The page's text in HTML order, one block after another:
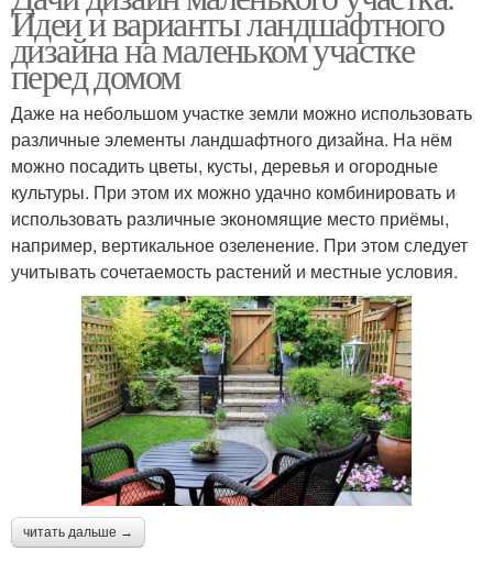
Идеи и варианты ландшафтного
дизайна на маленьком участке
перед домом
Даже на небольшом участке земли можно использовать
различные элементы ландшафтного дизайна. На нём
можно посадить цветы, кусты, деревья и огородные
культуры. При этом их можно удачно комбинировать и
использовать различные экономящие место приёмы,
например, вертикальное озеленение. При этом следует
учитывать сочетаемость растений и местные условия.
читать дальше →